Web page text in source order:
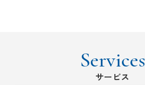
Services
サービス